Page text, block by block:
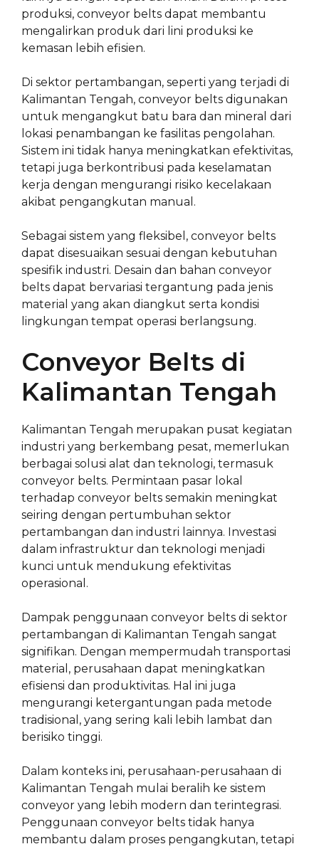
produksi, conveyor belts dapat membantu
mengalirkan produk dari lini produksi ke
kemasan lebih efisien.
Di sektor pertambangan, seperti yang terjadi di
Kalimantan Tengah, conveyor belts digunakan
untuk mengangkut batu bara dan mineral dari
lokasi penambangan ke fasilitas pengolahan.
Sistem ini tidak hanya meningkatkan efektivitas,
tetapi juga berkontribusi pada keselamatan
kerja dengan mengurangi risiko kecelakaan
akibat pengangkutan manual.
Sebagai sistem yang fleksibel, conveyor belts
dapat disesuaikan sesuai dengan kebutuhan
spesifik industri. Desain dan bahan conveyor
belts dapat bervariasi tergantung pada jenis
material yang akan diangkut serta kondisi
lingkungan tempat operasi berlangsung.
Conveyor Belts di
Kalimantan Tengah
Kalimantan Tengah merupakan pusat kegiatan
industri yang berkembang pesat, memerlukan
berbagai solusi alat dan teknologi, termasuk
conveyor belts. Permintaan pasar lokal
terhadap conveyor belts semakin meningkat
seiring dengan pertumbuhan sektor
pertambangan dan industri lainnya. Investasi
dalam infrastruktur dan teknologi menjadi
kunci untuk mendukung efektivitas
operasional.
Dampak penggunaan conveyor belts di sektor
pertambangan di Kalimantan Tengah sangat
signifikan. Dengan mempermudah transportasi
material, perusahaan dapat meningkatkan
efisiensi dan produktivitas. Hal ini juga
mengurangi ketergantungan pada metode
tradisional, yang sering kali lebih lambat dan
berisiko tinggi.
Dalam konteks ini, perusahaan-perusahaan di
Kalimantan Tengah mulai beralih ke sistem
conveyor yang lebih modern dan terintegrasi.
Penggunaan conveyor belts tidak hanya
membantu dalam proses pengangkutan, tetapi